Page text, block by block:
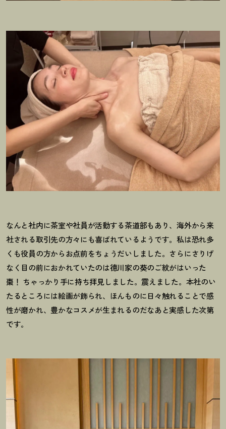
なんと社内に茶室や社員が活動する茶道部もあり、海外から来
社される取引先の方々にも喜ばれているようです。私は恐れ多
くも役員の方からお点前をちょうだいしました。さらにさりげ
なく目の前におかれていたのは徳川家の葵のご紋がはいった
棗 ！ ちゃっかり手に持ち拝見しました。震えました。本社のい
たるところには絵画が飾られ、ほんものに日々触れることで感
性が磨かれ、豊かなコスメが生まれるのだなあと実感した次第
です。